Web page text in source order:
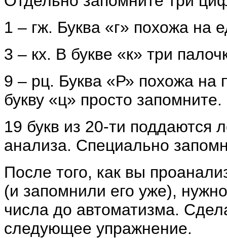
1 – гж. Буква «г» похожа на
3 – кх. В букве «к» три
9 – рц. Буква «Р» похожа
букву «ц» просто запомните.
19 букв из 20-ти поддаются
анализа. Специально
После того, как вы
(и запомнили его уже),
числа до автоматизма.
следующее упражнение.